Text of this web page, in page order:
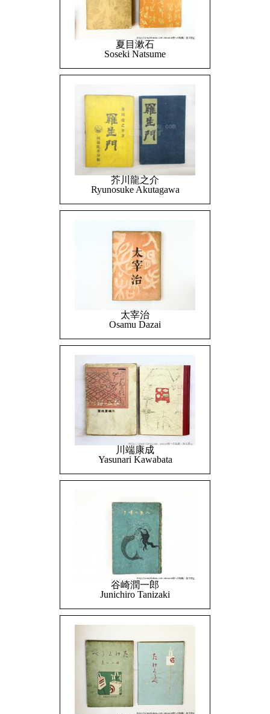
夏目漱石
Soseki Natsume
芥川龍之介
Ryunosuke Akutagawa
太宰治
Osamu Dazai
川端康成
Yasunari Kawabata
谷崎潤一郎
Junichiro Tanizaki